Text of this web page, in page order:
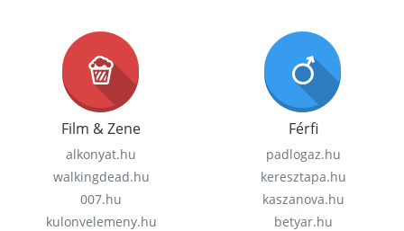
Film & Zene
alkonyat.hu
walkingdead.hu
007.hu
kulonvelemeny.hu
Férfi
padlogaz.hu
keresztapa.hu
kaszanova.hu
betyar.hu